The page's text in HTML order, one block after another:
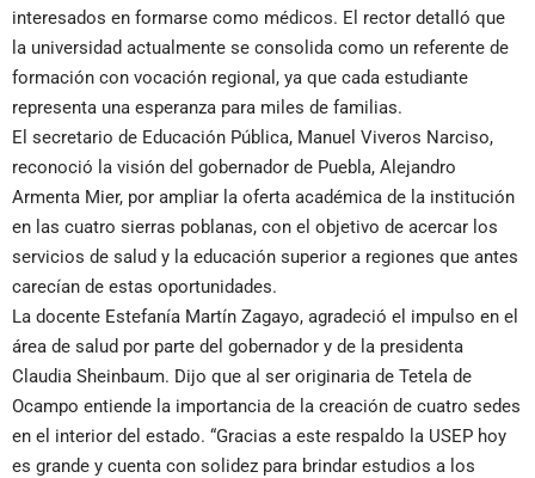
interesados en formarse como médicos. El rector detalló que
la universidad actualmente se consolida como un referente de
formación con vocación regional, ya que cada estudiante
representa una esperanza para miles de familias.
El secretario de Educación Pública, Manuel Viveros Narciso,
reconoció la visión del gobernador de Puebla, Alejandro
Armenta Mier, por ampliar la oferta académica de la institución
en las cuatro sierras poblanas, con el objetivo de acercar los
servicios de salud y la educación superior a regiones que antes
carecían de estas oportunidades.
La docente Estefanía Martín Zagayo, agradeció el impulso en el
área de salud por parte del gobernador y de la presidenta
Claudia Sheinbaum. Dijo que al ser originaria de Tetela de
Ocampo entiende la importancia de la creación de cuatro sedes
en el interior del estado. “Gracias a este respaldo la USEP hoy
es grande y cuenta con solidez para brindar estudios a los